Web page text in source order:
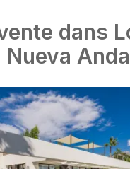
dans
Nueva